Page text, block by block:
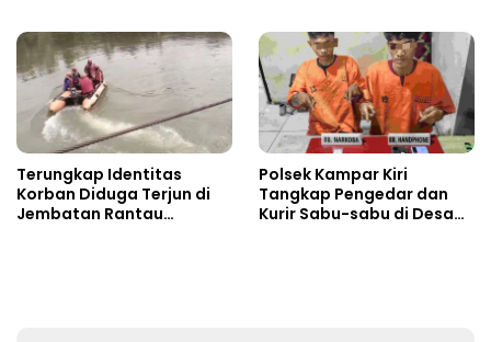
Terungkap Identitas
Korban Diduga Terjun di
Jembatan Rantau
Polsek Kampar Kiri
Tangkap Pengedar dan
Kurir Sabu-sabu di Desa